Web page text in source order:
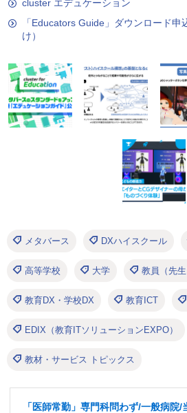
cluster エデュケーション
「Educators Guide」ダウンロード
け）
メタバース DXハイスクール
高等学校 大学 教員（先生
教育DX・学校DX 教育ICT
EDIX（教育ITソリューションEXPO）
教材・サービス トピックス
「医師常勤」専門科問わず/一般病院